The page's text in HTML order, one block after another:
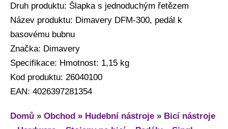
Druh produktu: Šlapka s jednoduchým řetězem
Název produktu: Dimavery DFM-300, pedál k
basovému bubnu
Značka: Dimavery
Specifikace: Hmotnost: 1,15 kg
Kod produktu: 26040100
EAN: 4026397281354
Domů » Obchod » Hudební nástroje » Bicí nástroje